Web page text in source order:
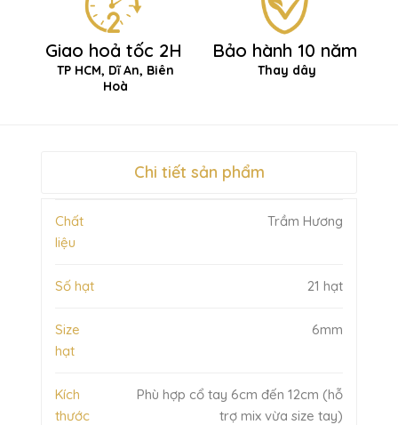
Giao hoả tốc 2H
TP HCM, Dĩ An, Biên
Hoà
Bảo hành 10 năm
Thay dây
Chi tiết sản phẩm
Chất
liệu
Trầm Hương
Số hạt 21 hạt
Size
hạt
6mm
Kích
thước
Phù hợp cổ tay 6cm đến 12cm (hỗ
trợ mix vừa size tay)